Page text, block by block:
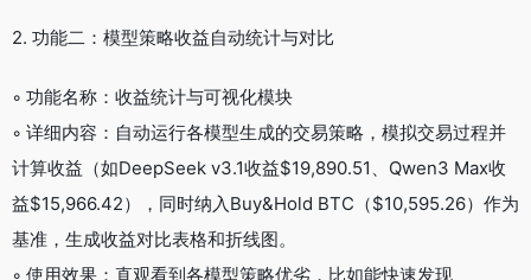
2. 功能二：模型策略收益自动统计与对比
◦ 功能名称：收益统计与可视化模块
◦ 详细内容：自动运行各模型生成的交易策略，模拟交易过程并
计算收益（如DeepSeek v3.1收益$19,890.51、Qwen3 Max收
益$15,966.42），同时纳入Buy&Hold BTC（$10,595.26）作为
基准，生成收益对比表格和折线图。
◦ 使用效果：直观看到各模型策略优劣，比如能快速发现